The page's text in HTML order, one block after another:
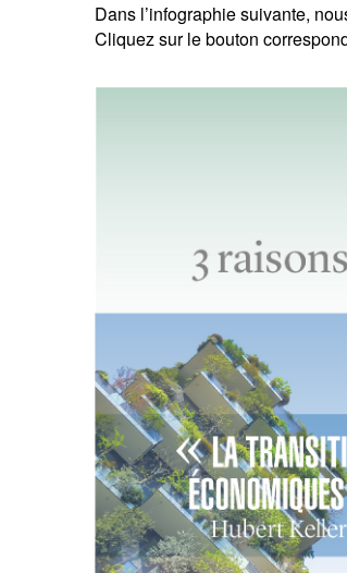
Dans l’infographie suivante,
Cliquez sur le bouton